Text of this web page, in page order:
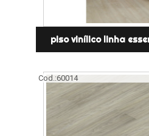
piso vinílico linha
Cod.:60014